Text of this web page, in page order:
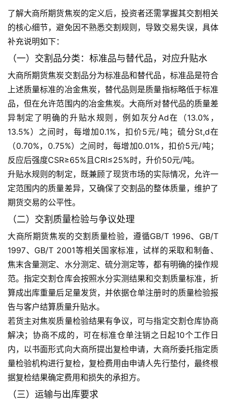
室
原
油
期
货
行
情
原
油
直
播
室
国
内
期
货
国
际
期
货
投
资
入
门
了解大商所期货焦炭的定义后，投资者还需掌握其交割相关
的核心细节，避免因不熟悉交割规则，导致交易失误，具体
补充说明如下：
（一）交割品分类：标准品与替代品，对应升贴水
大商所期货焦炭交割品分为标准品和替代品，标准品是符合
上述质量标准的冶金焦炭，替代品则是质量指标略低于标准
品，但在允许范围内的冶金焦炭。大商所对替代品的质量差
异制定了明确的升贴水规则，例如灰分Ad在（13.0%，
13.5%）之间时，每增加0.1%，扣价5元/吨；硫分St,d在
（0.70%，0.75%）之间时，每增加0.01%，扣价5元/吨；
反应后强度CSR≥65%且CRI≤25%时，升价50元/吨。
升贴水规则的制定，既兼顾了现货市场的实际情况，允许一
定范围内的质量差异，又确保了交割品的整体质量，维护了
期货交易的公平性。
（二）交割质量检验与争议处理
大商所期货焦炭的交割质量检验，遵循GB/T 1996、GB/T
1997、GB/T 2001等相关国家标准，试样的采取和制备、
焦末含量测定、水分测定、硫分测定等，都有明确的操作规
范。指定交割仓库会按照水分实测结果和交割质量标准，折
算成出库重量后足量发货，并依据仓单注册时的质量检验报
告与客户结算质量升贴水。
若货主对焦炭质量检验结果有争议，可与指定交割仓库协商
解决；协商不成的，可在标准仓单注销之日起10个工作日
内，以书面形式向大商所提出复检申请，大商所委托指定质
量检验机构进行复检，复检费用由申请人先行垫付，最终根
据复检结果确定费用和损失的承担方。
（三）运输与出库要求